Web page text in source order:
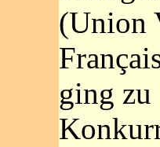
(Union
ging zu